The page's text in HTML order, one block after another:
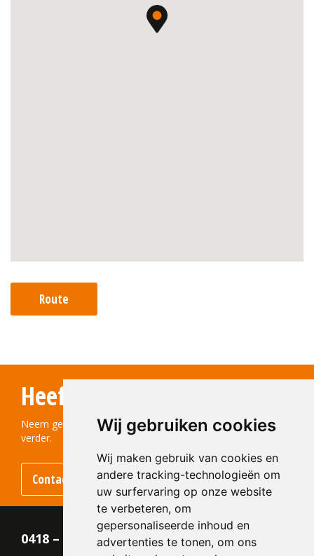
Wij gebruiken cookies
Wij maken gebruik van cookies en
andere tracking-technologieën om
uw surfervaring op onze website
te verbeteren, om
gepersonaliseerde inhoud en
advertenties te tonen, om ons
Route
Heeft u vragen?
Neem gerust contact met ons op! We helpen u graag
verder.
Contact opnemen
0418 – 55 22 21